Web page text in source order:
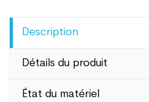
Description
Détails du produit
État du matériel